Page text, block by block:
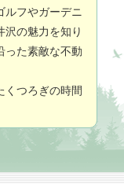
ルフやガーデニ
沢の魅力を知り
った素敵な不動
くつろぎの時間